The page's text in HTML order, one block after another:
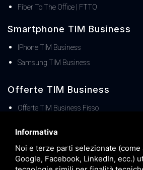
Fiber To The Office | FTTO
Smartphone TIM Business
IPhone TIM Business
Samsung TIM Business
Offerte TIM Business
Offerte TIM Business Fisso
Offerte TIM Unica Business
Servizio Denat TIM Business
Informativa
Noi e terze parti selezionate (come
Google, Facebook, LinkedIn, ecc.)